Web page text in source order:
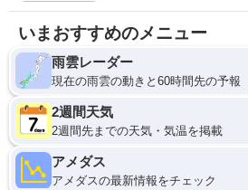
いまおすすめのメニュー
雨雲レーダー
現在の雨雲の動きと60時間先の予報
2週間天気
2週間先までの天気・気温を掲載
アメダス
アメダスの最新情報をチェック